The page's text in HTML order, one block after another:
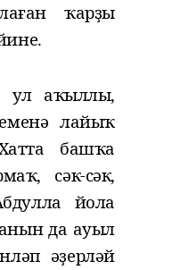
ҡарҙы
ине.
ул аҡыллы,
лайыҡ
башҡа
сәк-сәк,
йола
да ауыл
әҙерләй